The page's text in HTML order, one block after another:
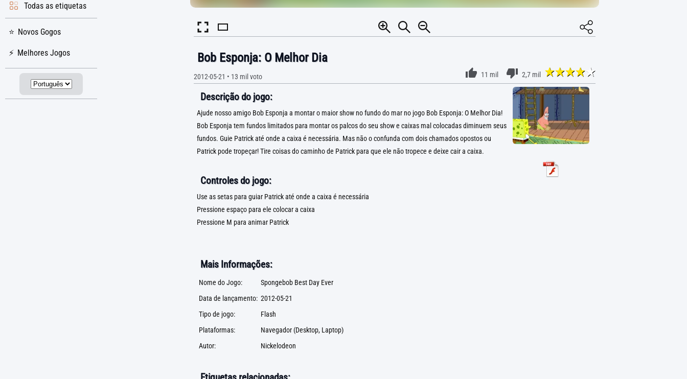
Todas as etiquetas
Novos Gogos
Melhores Jogos Bob Esponja: O Melhor Dia
2012-05-21 • 13 mil voto 11 mil 2,7 mil
Descrição do jogo:
Ajude nosso amigo Bob Esponja a montar o maior show no fundo do mar no jogo Bob Esponja: O Melhor Dia!
Bob Esponja tem fundos limitados para montar os palcos do seu show e caixas mal colocadas diminuem seus
fundos. Guie Patrick até onde a caixa é necessária. Mas não o confunda com dois chamados opostos ou
Patrick pode tropeçar! Tire coisas do caminho de Patrick para que ele não tropece e deixe cair a caixa.
Controles do jogo:
Use as setas para guiar Patrick até onde a caixa é necessária
Pressione espaço para ele colocar a caixa
Pressione M para animar Patrick
Mais Informações:
Nome do Jogo:
Spongebob Best Day Ever
Data de lançamento: 2012-05-21
Tipo de jogo:
Flash
Plataformas:
Navegador (Desktop, Laptop)
Autor:
Nickelodeon